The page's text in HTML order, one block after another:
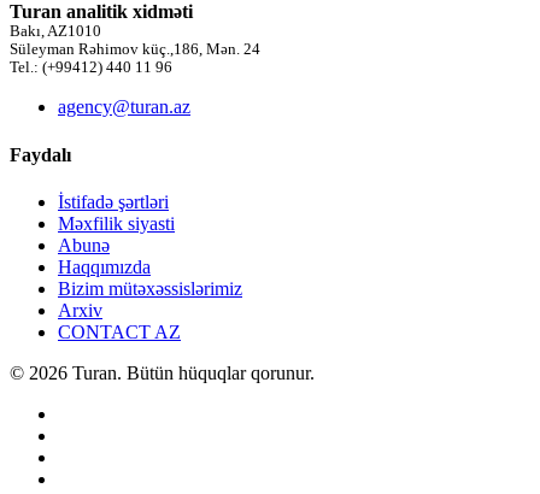
Turan analitik xidməti
Bakı, AZ1010
Süleyman Rəhimov küç.,186, Mən. 24
Tel.: (+99412) 440 11 96
agency@turan.az
Faydalı
İstifadə şərtləri
Məxfilik siyasti
Abunə
Haqqımızda
Bizim mütəxəssislərimiz
Arxiv
CONTACT AZ
© 2026 Turan. Bütün hüquqlar qorunur.